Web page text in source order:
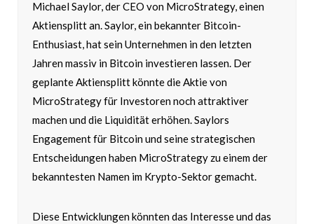
Michael Saylor, der CEO von MicroStrategy, einen
Aktiensplitt an. Saylor, ein bekannter Bitcoin-
Enthusiast, hat sein Unternehmen in den letzten
Jahren massiv in Bitcoin investieren lassen. Der
geplante Aktiensplitt könnte die Aktie von
MicroStrategy für Investoren noch attraktiver
machen und die Liquidität erhöhen. Saylors
Engagement für Bitcoin und seine strategischen
Entscheidungen haben MicroStrategy zu einem der
bekanntesten Namen im Krypto-Sektor gemacht.
Diese Entwicklungen könnten das Interesse und das